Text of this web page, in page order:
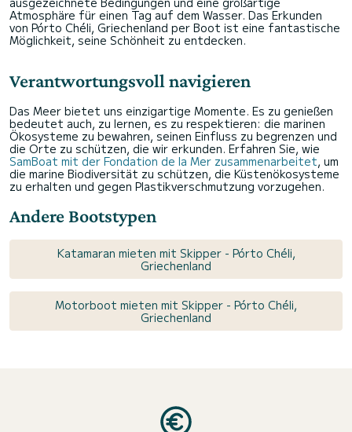
Atmosphäre für einen Tag auf dem Wasser. Das Erkunden
von Pórto Chéli, Griechenland per Boot ist eine fantastische
Möglichkeit, seine Schönheit zu entdecken.
Verantwortungsvoll navigieren
Das Meer bietet uns einzigartige Momente. Es zu genießen
bedeutet auch, zu lernen, es zu respektieren: die marinen
Ökosysteme zu bewahren, seinen Einfluss zu begrenzen und
die Orte zu schützen, die wir erkunden. Erfahren Sie, wie
SamBoat mit der Fondation de la Mer zusammenarbeitet, um
die marine Biodiversität zu schützen, die Küstenökosysteme
zu erhalten und gegen Plastikverschmutzung vorzugehen.
Andere Bootstypen
Katamaran mieten mit Skipper - Pórto Chéli,
Griechenland
Motorboot mieten mit Skipper - Pórto Chéli,
Griechenland